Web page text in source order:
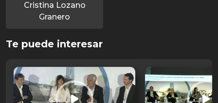
Cristina Lozano
Granero
Te puede interesar